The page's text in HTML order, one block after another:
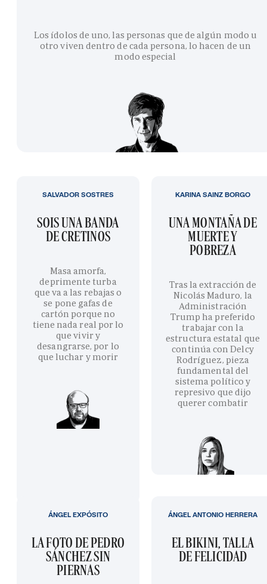
Los ídolos de uno, las personas que de algún modo u
otro viven dentro de cada persona, lo hacen de un
modo especial
SOIS UNA BANDA
DE CRETINOS
Masa amorfa,
deprimente turba
que va a las rebajas o
se pone gafas de
cartón porque no
tiene nada real por lo
que vivir y
desangrarse, por lo
que luchar y morir
SALVADOR SOSTRES
UNA MONTAÑA DE
MUERTE Y
POBREZA
Tras la extracción de
Nicolás Maduro, la
Administración
Trump ha preferido
trabajar con la
estructura estatal que
continúa con Delcy
Rodríguez, pieza
fundamental del
sistema político y
represivo que dijo
querer combatir
KARINA SAINZ BORGO
LA FOTO DE PEDRO
SÁNCHEZ SIN
PIERNAS
ÁNGEL EXPÓSITO
EL BIKINI, TALLA
DE FELICIDAD
ÁNGEL ANTONIO HERRERA